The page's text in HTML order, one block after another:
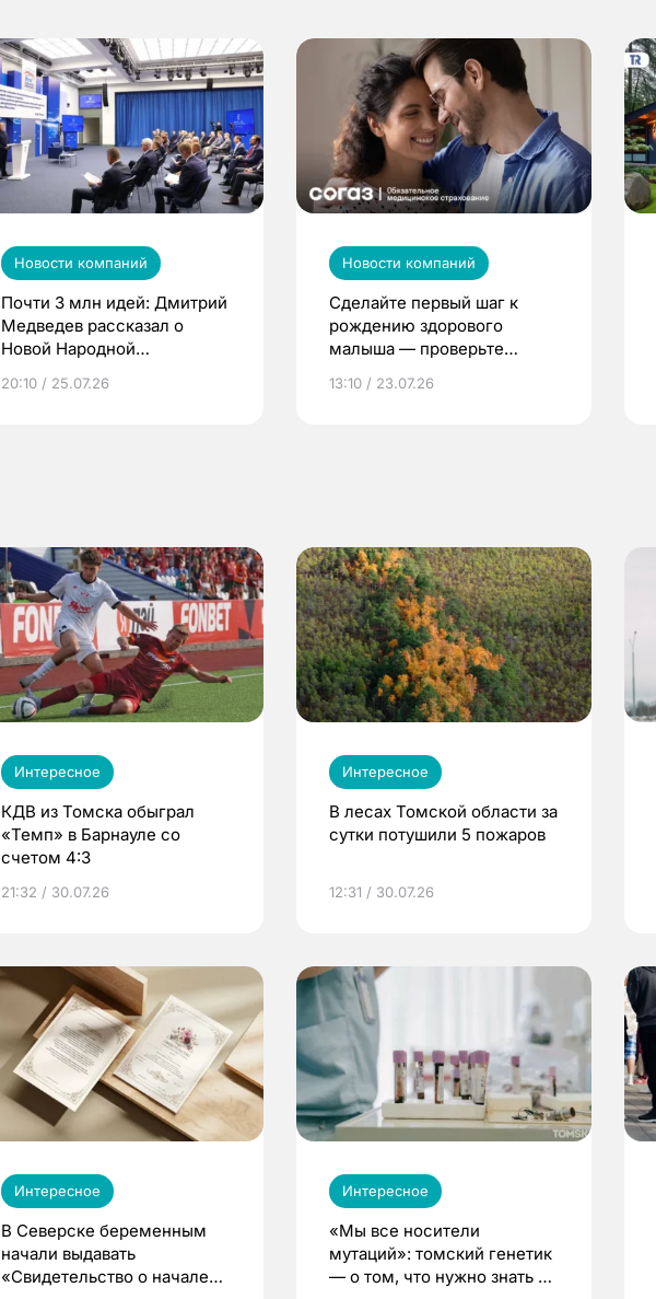
Новости компаний
Почти 3 млн идей: Дмитрий
Медведев рассказал о
Новой Народной
20:10 / 25.07.26
Новости компаний
Сделайте первый шаг к
рождению здорового
малыша — проверьте
по ОМС!
13:10 / 23.07.26
Интересное
КДВ из Томска обыграл
«Темп» в Барнауле со
счетом 4:3
21:32 / 30.07.26
Интересное
В лесах Томской области за
сутки потушили 5 пожаров
12:31 / 30.07.26
Интересное
В Северске беременным
начали выдавать
«Свидетельство о начале
Интересное
«Мы все носители
мутаций»: томский генетик
— о том, что нужно знать до